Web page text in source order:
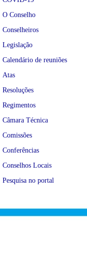
O Conselho
Conselheiros
Legislação
Calendário de reuniões
Atas
Resoluções
Regimentos
Câmara Técnica
Comissões
Conferências
Conselhos Locais
Pesquisa no portal